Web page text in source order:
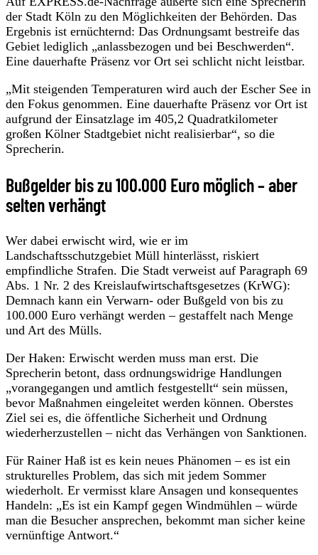
der Stadt Köln zu den Möglichkeiten der Behörden. Das
Ergebnis ist ernüchternd: Das Ordnungsamt bestreife das
Gebiet lediglich „anlassbezogen und bei Beschwerden“.
Eine dauerhafte Präsenz vor Ort sei schlicht nicht leistbar.
„Mit steigenden Temperaturen wird auch der Escher See in
den Fokus genommen. Eine dauerhafte Präsenz vor Ort ist
aufgrund der Einsatzlage im 405,2 Quadratkilometer
großen Kölner Stadtgebiet nicht realisierbar“, so die
Sprecherin.
Bußgelder bis zu 100.000 Euro möglich – aber
selten verhängt
Wer dabei erwischt wird, wie er im
Landschaftsschutzgebiet Müll hinterlässt, riskiert
empfindliche Strafen. Die Stadt verweist auf Paragraph 69
Abs. 1 Nr. 2 des Kreislaufwirtschaftsgesetzes (KrWG):
Demnach kann ein Verwarn- oder Bußgeld von bis zu
100.000 Euro verhängt werden – gestaffelt nach Menge
und Art des Mülls.
Der Haken: Erwischt werden muss man erst. Die
Sprecherin betont, dass ordnungswidrige Handlungen
„vorangegangen und amtlich festgestellt“ sein müssen,
bevor Maßnahmen eingeleitet werden können. Oberstes
Ziel sei es, die öffentliche Sicherheit und Ordnung
wiederherzustellen – nicht das Verhängen von Sanktionen.
Für Rainer Haß ist es kein neues Phänomen – es ist ein
strukturelles Problem, das sich mit jedem Sommer
wiederholt. Er vermisst klare Ansagen und konsequentes
Handeln: „Es ist ein Kampf gegen Windmühlen – würde
man die Besucher ansprechen, bekommt man sicher keine
vernünftige Antwort.“